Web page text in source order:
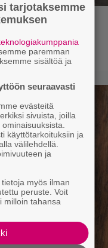
kotia –
tarjotaksemme
paremman
sisältöä ja
seuraavasti
evästeitä
sivuista, joilla
käyttötarkoituksiin ja
välilehdellä.
ja
myös ilman
peruste. Voit
milloin tahansa